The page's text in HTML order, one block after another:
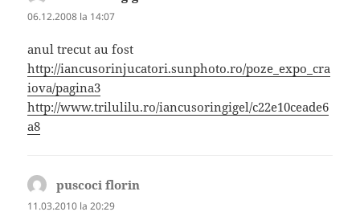
06.12.2008 la 14:07
anul trecut au fost
http://iancusorinjucatori.sunphoto.ro/poze_expo_cra
iova/pagina3
http://www.trilulilu.ro/iancusoringigel/c22e10ceade6
a8
puscoci florin
11.03.2010 la 20:29